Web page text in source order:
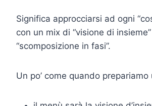
Significa approcciarsi ad ogni
con un mix di “visione di
“scomposizione in fasi”.
Un po’ come quando prepariamo